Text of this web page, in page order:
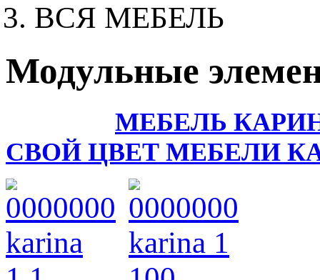
ВСЯ МЕБЕЛЬ
Модульные
МЕБЕЛЬ
СВОЙ ЦВЕТ МЕБЕЛИ